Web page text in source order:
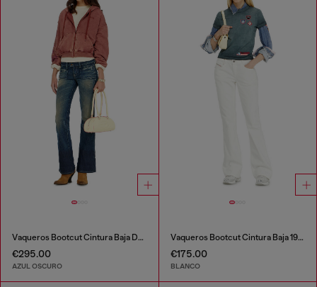
Vaqueros Bootcut Cintura Baja D-Hush
€295.00
AZUL OSCURO
Vaqueros Bootcut Cintura Baja 1969 D-Ebbey
€175.00
BLANCO